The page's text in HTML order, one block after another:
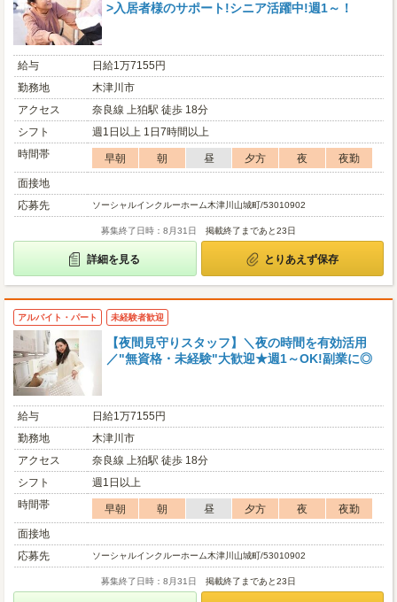
>入居者様のサポート!シニア活躍中!週1～！
給与
日給1万7155円
勤務地
木津川市
アクセス
奈良線 上狛駅 徒歩 18分
シフト
週1日以上 1日7時間以上
時間帯
早朝 朝 昼 夕方 夜
夜勤
面接地
応募先
ソーシャルインクルーホーム木津川山城町/53010902
募集終了日時：8月31日 掲載終了まであと23日
詳細を見る とりあえず保存
アルバイト・パート 未経験者歓迎
【夜間見守りスタッフ】＼夜の時間を有効活用
／"無資格・未経験"大歓迎★週1～OK!副業に◎
給与
日給1万7155円
勤務地
木津川市
アクセス
奈良線 上狛駅 徒歩 18分
シフト
週1日以上
時間帯
早朝 朝 昼 夕方 夜
夜勤
面接地
応募先
ソーシャルインクルーホーム木津川山城町/53010902
募集終了日時：8月31日 掲載終了まであと23日